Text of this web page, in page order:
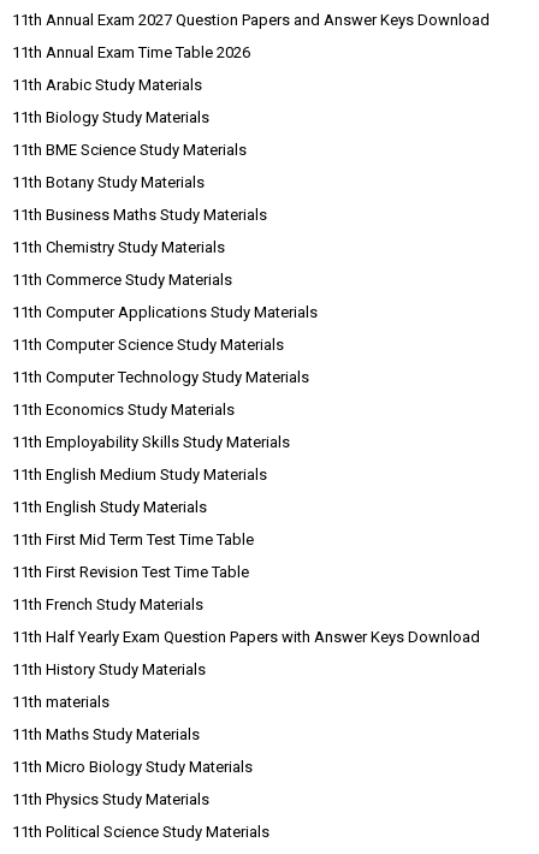
11th Annual Exam 2027 Question Papers and Answer Keys Download
11th Annual Exam Time Table 2026
11th Arabic Study Materials
11th Biology Study Materials
11th BME Science Study Materials
11th Botany Study Materials
11th Business Maths Study Materials
11th Chemistry Study Materials
11th Commerce Study Materials
11th Computer Applications Study Materials
11th Computer Science Study Materials
11th Computer Technology Study Materials
11th Economics Study Materials
11th Employability Skills Study Materials
11th English Medium Study Materials
11th English Study Materials
11th First Mid Term Test Time Table
11th First Revision Test Time Table
11th French Study Materials
11th Half Yearly Exam Question Papers with Answer Keys Download
11th History Study Materials
11th materials
11th Maths Study Materials
11th Micro Biology Study Materials
11th Physics Study Materials
11th Political Science Study Materials